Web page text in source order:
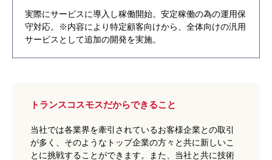
実際にサービスに導入し稼働開始。安定稼働の為の運用保
守対応。※内容により特定顧客向けから、全体向けの汎用
サービスとして追加の開発を実施。
トランスコスモスだからできること
当社では各業界を牽引されているお客様企業との取引
が多く、そのようなトップ企業の方々と共に新しいこ
とに挑戦することができます。また、当社と共に技術